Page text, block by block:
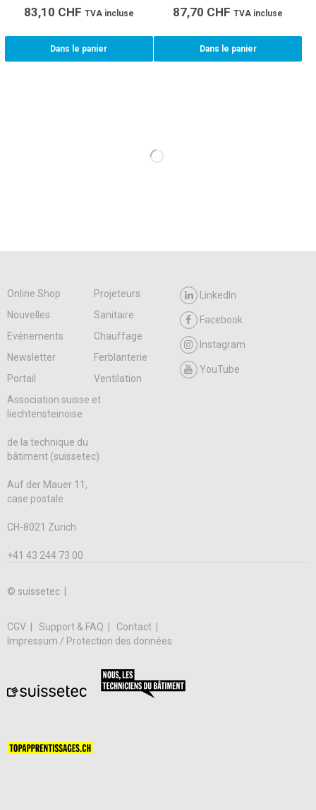
83,10 CHF TVA incluse
Dans le panier
87,70 CHF TVA incluse
Dans le panier
Online Shop
Projeteurs
Nouvelles
Sanitaire
Evénements
Chauffage
Newsletter
Ferblanterie
Portail
Ventilation
LinkedIn
Facebook
Instagram
YouTube
Association suisse et
liechtensteinoise
de la technique du
bâtiment (suissetec)
Auf der Mauer 11,
case postale
CH-8021 Zurich
+41 43 244 73 00
© suissetec |
CGV Support & FAQ
Contact
Impressum / Protection des données